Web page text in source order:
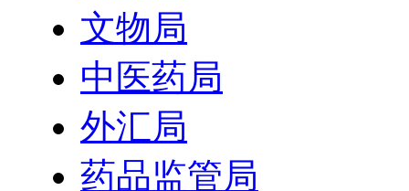
文物局
中医药局
外汇局
药品监管局